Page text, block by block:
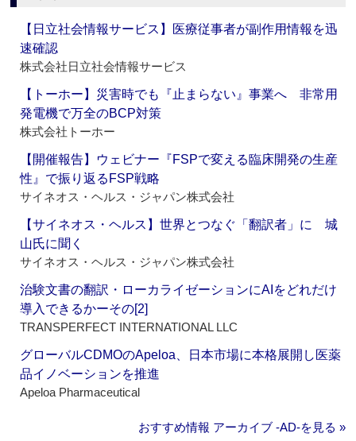
【日立社会情報サービス】医療従事者が副作用情報を迅
速確認
株式会社日立社会情報サービス
【トーホー】災害時でも『止まらない』事業へ 非常用
発電機で万全のBCP対策
株式会社トーホー
【開催報告】ウェビナー『FSPで変える臨床開発の生産
性』で振り返るFSP戦略
サイネオス・ヘルス・ジャパン株式会社
【サイネオス・ヘルス】世界とつなぐ「翻訳者」に 城
山氏に聞く
サイネオス・ヘルス・ジャパン株式会社
治験文書の翻訳・ローカライゼーションにAIをどれだけ
導入できるかーその[2]
TRANSPERFECT INTERNATIONAL LLC
グローバルCDMOのApeloa、日本市場に本格展開し医薬
品イノベーションを推進
Apeloa Pharmaceutical
おすすめ情報 アーカイブ ‐AD‐を見る »